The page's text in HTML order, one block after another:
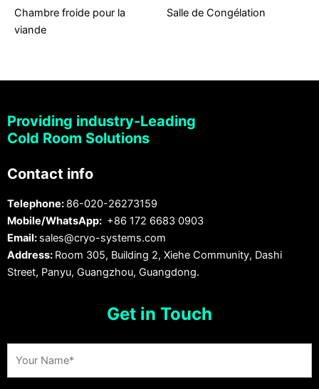
Chambre froide pour la
viande
Salle de Congélation
Providing industry-Leading
Cold Room Solutions
Contact info
Telephone: 86-020-26273159
Mobile/WhatsApp: +86 172 6683 0903
Email: sales@cryo-systems.com
Address: Room 305, Building 2, Xiehe Community, Dashi
Street, Panyu, Guangzhou, Guangdong.
Get in Touch